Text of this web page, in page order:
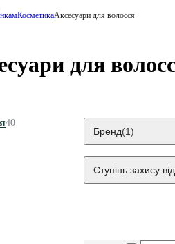
КосметикаАксесуари для волосся
для
40
Бренд(1)
Ступінь захису